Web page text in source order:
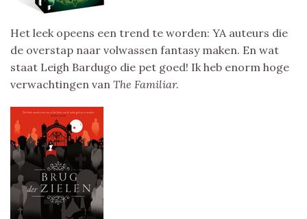
Het leek opeens een trend te worden: YA auteurs die
de overstap naar volwassen fantasy maken. En wat
staat Leigh Bardugo die pet goed! Ik heb enorm hoge
verwachtingen van The Familiar.